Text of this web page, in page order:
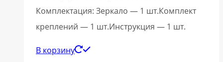
Комплектация: Зеркало — 1 шт.Комплект
креплений — 1 шт.Инструкция — 1 шт.
В корзину